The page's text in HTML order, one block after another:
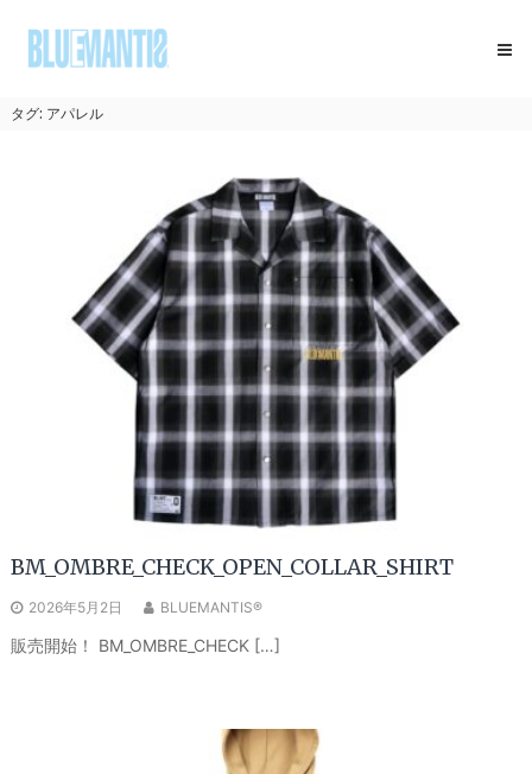
ツ
BLUEMANTIS
タグ: アパレル
BM_OMBRE_CHECK_OPEN_COLLAR_SHIRT
2026年5月2日 BLUEMANTIS®
販売開始！ BM_OMBRE_CHECK […]